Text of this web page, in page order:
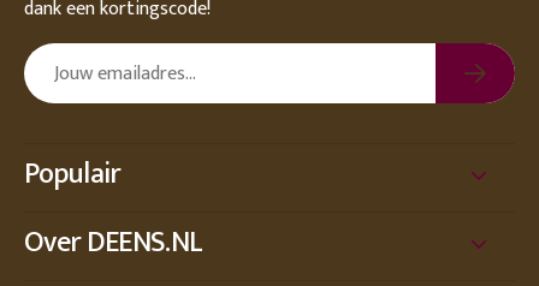
dank een kortingscode!
Populair
Over DEENS.NL